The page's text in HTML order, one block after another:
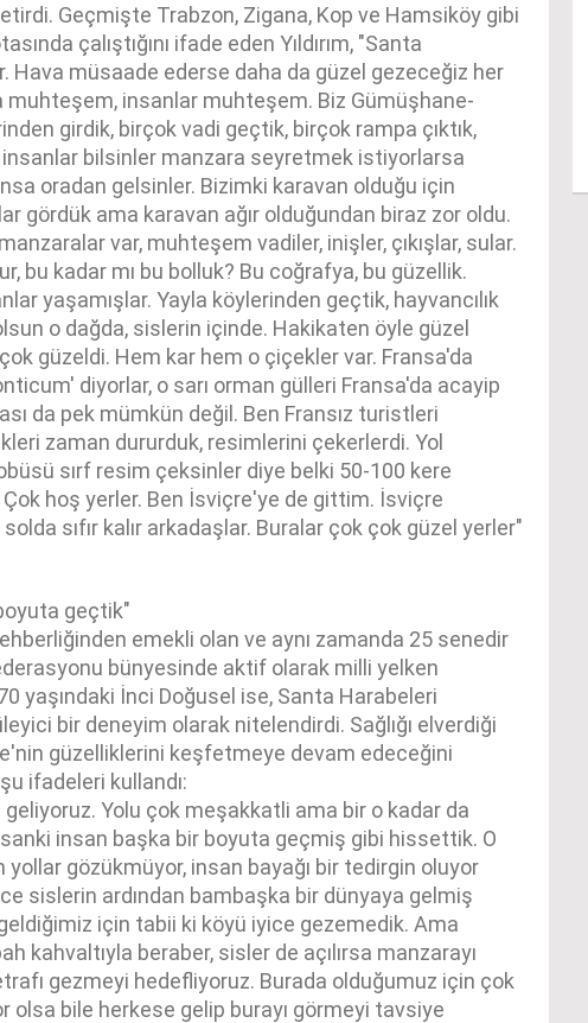
Geçmişte Trabzon, Zigana, Kop ve Hamsiköy gibi
çalıştığını ifade eden Yıldırım, "Santa
Hava müsaade ederse daha da güzel gezeceğiz her
muhteşem, insanlar muhteşem. Biz Gümüşhane-
girdik, birçok vadi geçtik, birçok rampa çıktık,
insanlar bilsinler manzara seyretmek istiyorlarsa
oradan gelsinler. Bizimki karavan olduğu için
gördük ama karavan ağır olduğundan biraz zor oldu.
var, muhteşem vadiler, inişler, çıkışlar, sular.
bu kadar mı bu bolluk? Bu coğrafya, bu güzellik.
yaşamışlar. Yayla köylerinden geçtik, hayvancılık
o dağda, sislerin içinde. Hakikaten öyle güzel
güzeldi. Hem kar hem o çiçekler var. Fransa'da
diyorlar, o sarı orman gülleri Fransa'da acayip
da pek mümkün değil. Ben Fransız turistleri
zaman dururduk, resimlerini çekerlerdi. Yol
sırf resim çeksinler diye belki 50-100 kere
hoş yerler. Ben İsviçre'ye de gittim. İsviçre
solda sıfır kalır arkadaşlar. Buralar çok çok güzel yerler"
geçtik"
emekli olan ve aynı zamanda 25 senedir
bünyesinde aktif olarak milli yelken
yaşındaki İnci Doğusel ise, Santa Harabeleri
bir deneyim olarak nitelendirdi. Sağlığı elverdiği
güzelliklerini keşfetmeye devam edeceğini
ifadeleri kullandı:
Yolu çok meşakkatli ama bir o kadar da
insan başka bir boyuta geçmiş gibi hissettik. O
yollar gözükmüyor, insan bayağı bir tedirgin oluyor
sislerin ardından bambaşka bir dünyaya gelmiş
için tabii ki köyü iyice gezemedik. Ama
kahvaltıyla beraber, sisler de açılırsa manzarayı
gezmeyi hedefliyoruz. Burada olduğumuz için çok
olsa bile herkese gelip burayı görmeyi tavsiye